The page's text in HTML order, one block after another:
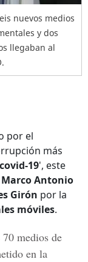
nuevos medios
y dos
llegaban al
por el
más
19', este
Marco Antonio
Girón por la
móviles.
medios de
en la